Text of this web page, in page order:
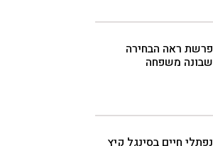
פרשת ראה הבחירה
שבונה משפחה
נפתלי חיים בסינגל קיץ